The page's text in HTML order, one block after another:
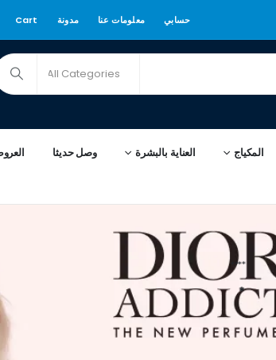
حسابي معلومات عنا مدونة Cart
المكياج العناية بالبشرة وصل حديثا
****
*